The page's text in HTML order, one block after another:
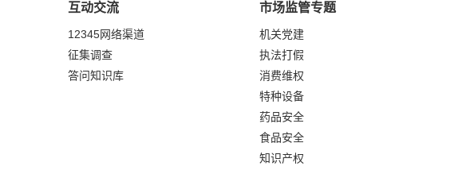
互动交流
12345网络渠道
征集调查
答问知识库
市场监管专题
机关党建
执法打假
消费维权
特种设备
药品安全
食品安全
知识产权